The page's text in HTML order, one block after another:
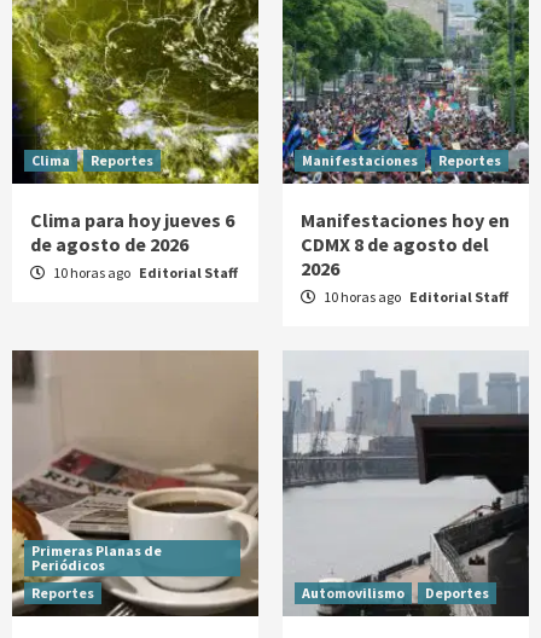
Clima Reportes
Clima para hoy jueves 6
de agosto de 2026
10 horas ago Editorial Staff
Manifestaciones Reportes
Manifestaciones hoy en
CDMX 8 de agosto del
2026
10 horas ago Editorial Staff
Primeras Planas de
Periódicos
Reportes
Automovilismo Deportes